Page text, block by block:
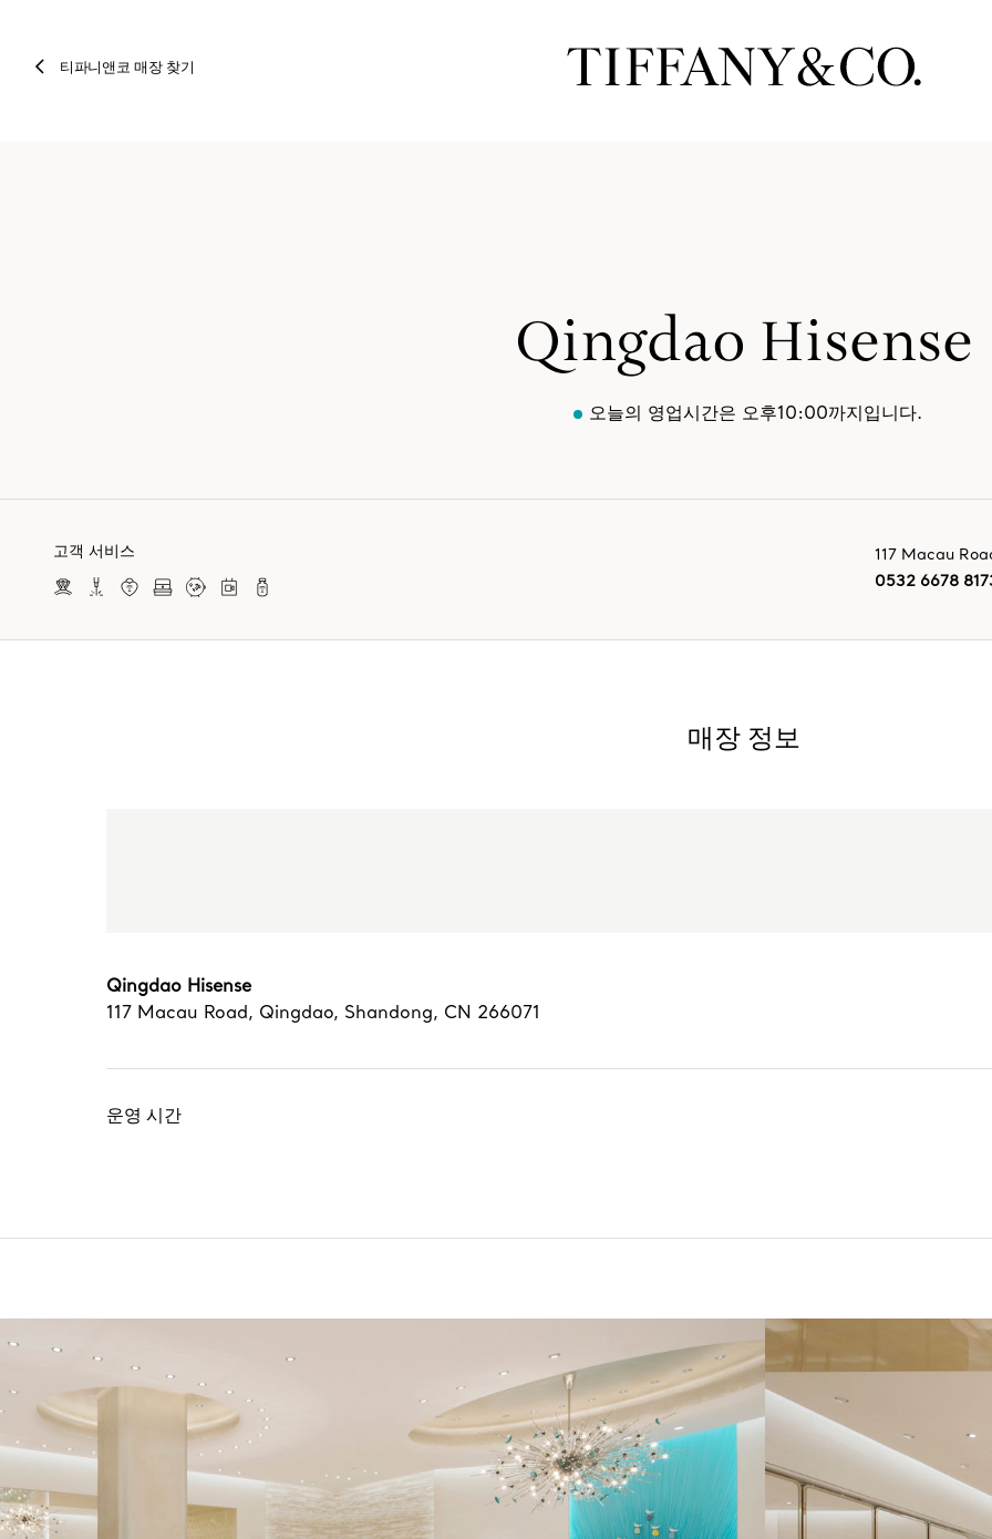
티파니앤코 매장 찾기
Qingdao Hisense
오늘의 영업시간은 오후10:00까지입니다.
고객 서비스
117 Macau
0532 6678
매장 정보
Qingdao Hisense
117 Macau Road, Qingdao, Shandong, CN 266071
운영 시간